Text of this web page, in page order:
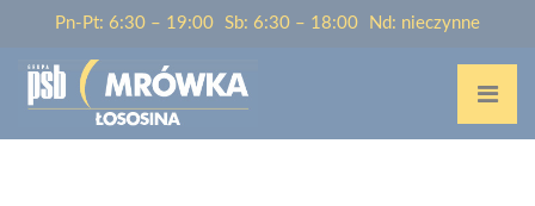
Pn-Pt: 6:30 – 19:00 Sb: 6:30 – 18:00 Nd: nieczynne